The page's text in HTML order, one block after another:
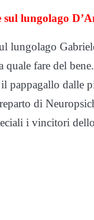
lungolago
lungolago
quale fare del
pappagallo dalle
di
i vincitori